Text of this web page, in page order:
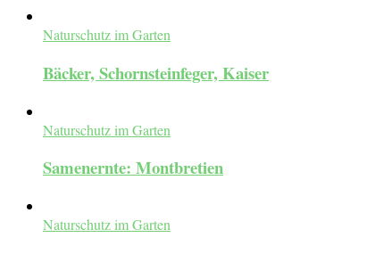
Naturschutz im Garten
Bäcker, Schornsteinfeger, Kaiser
Naturschutz im Garten
Samenernte: Montbretien
Naturschutz im Garten